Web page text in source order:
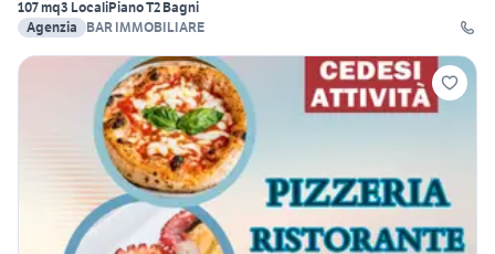
107 mq3 LocaliPiano T2 Bagni
Agenzia
BAR IMMOBILIARE